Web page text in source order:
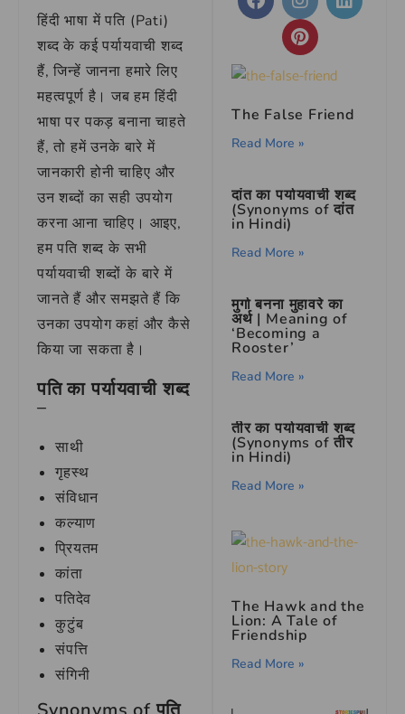
हिंदी भाषा में पति (Pati)
शब्द के कई पर्यायवाची शब्द
हैं, जिन्हें जानना हमारे लिए
महत्वपूर्ण है। जब हम हिंदी
भाषा पर पकड़ बनाना चाहते
हैं, तो हमें उनके बारे में
जानकारी होनी चाहिए और
उन शब्दों का सही उपयोग
करना आना चाहिए। आइए,
हम पति शब्द के सभी
पर्यायवाची शब्दों के बारे में
जानते हैं और समझते हैं कि
उनका उपयोग कहां और कैसे
किया जा सकता है।
पति का पर्यायवाची शब्द
–
साथी
गृहस्थ
संविधान
कल्याण
प्रियतम
कांता
पतिदेव
कुटुंब
संपत्ति
संगिनी
The False Friend
Read More »
दांत का पर्यायवाची शब्द
(Synonyms of दांत
in Hindi)
Read More »
मुर्गा बनना मुहावरे का
अर्थ | Meaning of
‘Becoming a
Rooster’
Read More »
तीर का पर्यायवाची शब्द
(Synonyms of तीर
in Hindi)
Read More »
The Hawk and the
Lion: A Tale of
Friendship
Read More »